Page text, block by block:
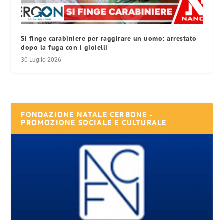
Si finge carabiniere per raggirare un uomo: arrestato
dopo la fuga con i gioielli
30 Luglio 2026
FONDAZIONE NATALE CERBONE -
PROMOZIONE SOCIALE E CULTURALE